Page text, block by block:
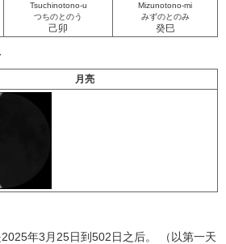
Tsuchinotono-u
つちのとのう
己卯
Mizunotono-mi
みずのとのみ
癸巳
月亮
年3月25日到502日之后。 （以第一天